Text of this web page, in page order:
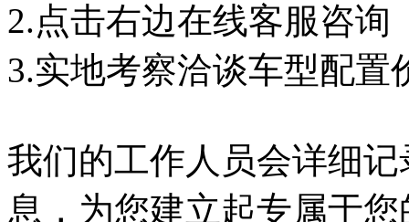
2.点击右边在线客服咨询
3.实地考察洽谈车型配置
我们的工作人员会详细
息，为您建立起专属于